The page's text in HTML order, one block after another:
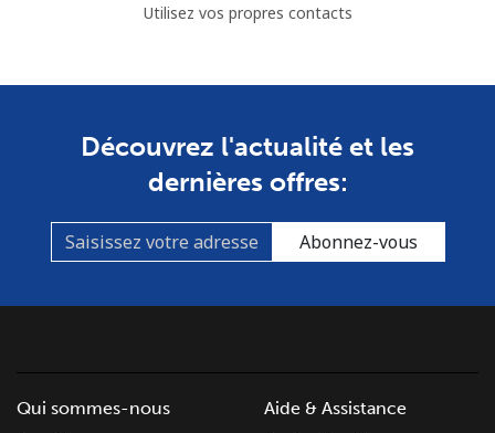
Utilisez vos propres contacts
Découvrez l'actualité et les
dernières offres:
Abonnez-vous
Qui sommes-nous
Aide & Assistance